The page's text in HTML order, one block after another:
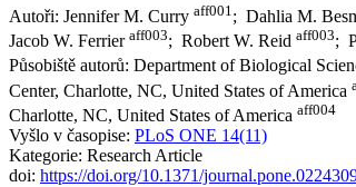
Autoři: Jennifer M. Curry aff001 ; Dahlia M.
Jacob W. Ferrier aff003; Robert W. Reid aff003;
Působiště autorů: Department of Biological
Center, Charlotte, NC, United States of America
Charlotte, NC, United States of America aff004
Vyšlo v časopise: PLoS ONE 14(11)
Kategorie: Research Article
doi: https://doi.org/10.1371/